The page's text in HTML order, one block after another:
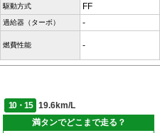
駆動方式 FF
過給器（ターボ） -
燃費性能 -
10・15
19.6km/L
満タンでどこまで走る？